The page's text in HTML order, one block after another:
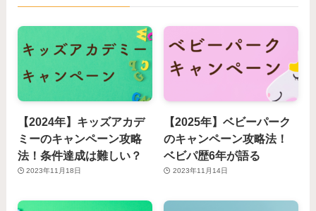
【2024年】キッズアカデ
ミーのキャンペーン攻略
法！条件達成は難しい？
2023年11月18日
【2025年】ベビーパーク
のキャンペーン攻略法！
ベビパ歴6年が語る
2023年11月14日